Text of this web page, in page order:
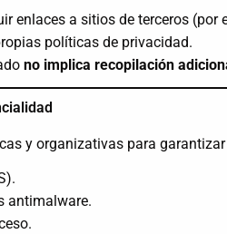
enlaces a sitios de terceros (por
políticas de privacidad.
no implica recopilación
y organizativas para
antimalware.